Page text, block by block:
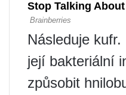
Následuje
její bakteriální
způsobit